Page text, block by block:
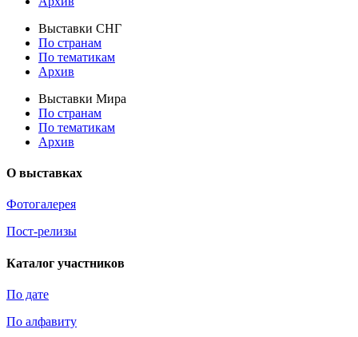
Выставки СНГ
По странам
По тематикам
Архив
Выставки Мира
По странам
По тематикам
Архив
О выставках
Фотогалерея
Пост-релизы
Каталог участников
По дате
По алфавиту